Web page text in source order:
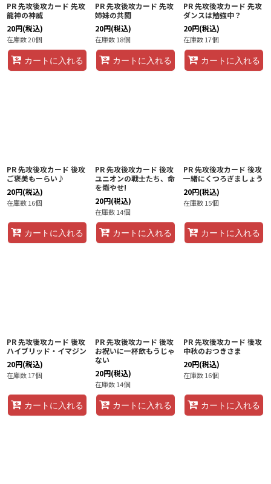
PR 先攻後攻カード 先攻
龍神の神威
20円(税込)
在庫数 20個
カートに入れる
PR 先攻後攻カード 先攻
姉妹の共闘
20円(税込)
在庫数 18個
カートに入れる
PR 先攻後攻カード 先攻
ダンスは勉強中？
20円(税込)
在庫数 17個
カートに入れる
PR 先攻後攻カード 後攻
ご褒美もーらい♪
20円(税込)
在庫数 16個
カートに入れる
PR 先攻後攻カード 後攻
ユニオンの戦士たち、命
を燃やせ!
20円(税込)
在庫数 14個
カートに入れる
PR 先攻後攻カード 後攻
一緒にくつろぎましょう
20円(税込)
在庫数 15個
カートに入れる
PR 先攻後攻カード 後攻
ハイブリッド・イマジン
20円(税込)
在庫数 17個
カートに入れる
PR 先攻後攻カード 後攻
お祝いに一杯飲もうじゃ
ない
20円(税込)
在庫数 14個
カートに入れる
PR 先攻後攻カード 後攻
中秋のおつきさま
20円(税込)
在庫数 16個
カートに入れる